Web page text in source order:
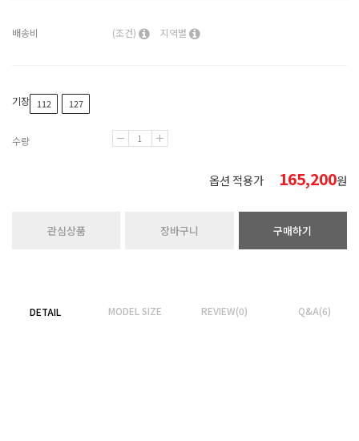
배송비 (조건) 지역별
기장 112 127
수량
옵션 적용가 165,200원
관심상품 장바구니 구매하기
DETAIL MODEL SIZE REVIEW(0) Q&A(6)